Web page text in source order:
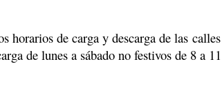
de carga y descarga de las
de lunes a sábado no festivos de 8 a